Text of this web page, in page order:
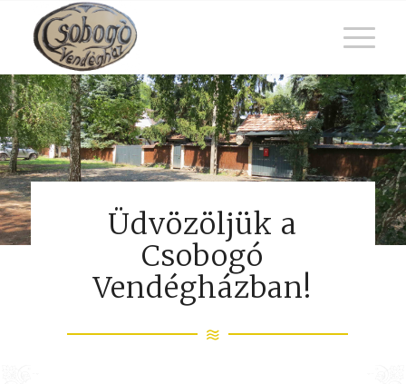
Üdvözöljük a
Csobogó
Vendégházban!